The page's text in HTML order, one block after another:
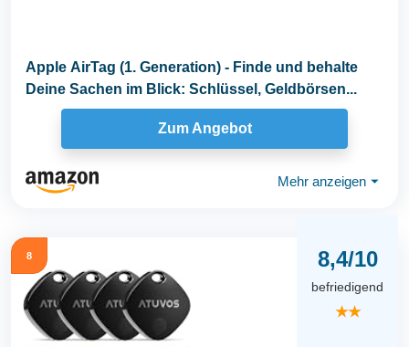
Apple AirTag (1. Generation) - Finde und behalte
Deine Sachen im Blick: Schlüssel, Geldbörsen...
Zum Angebot
Mehr anzeigen ⏷
8 8,4/10
befriedigend
★★